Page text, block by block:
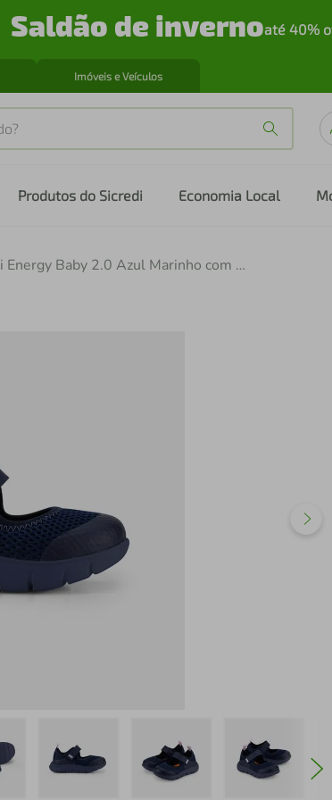
Saldão de invernoaté 40%
Imóveis e Veículos
Produtos do Sicredi Economia Local
Tênis Infantil Bibi Energy Baby 2.0 Azul Marinho com Rosa